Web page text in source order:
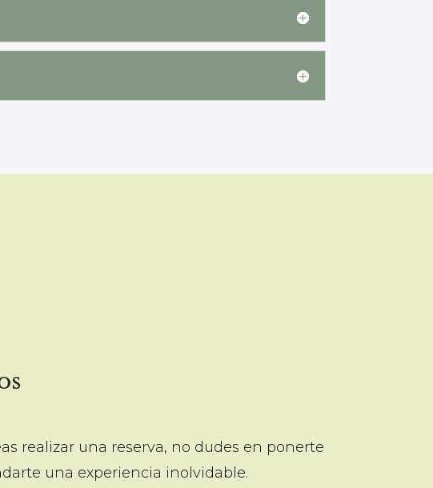
realizar una reserva, no dudes en ponerte
una experiencia inolvidable.